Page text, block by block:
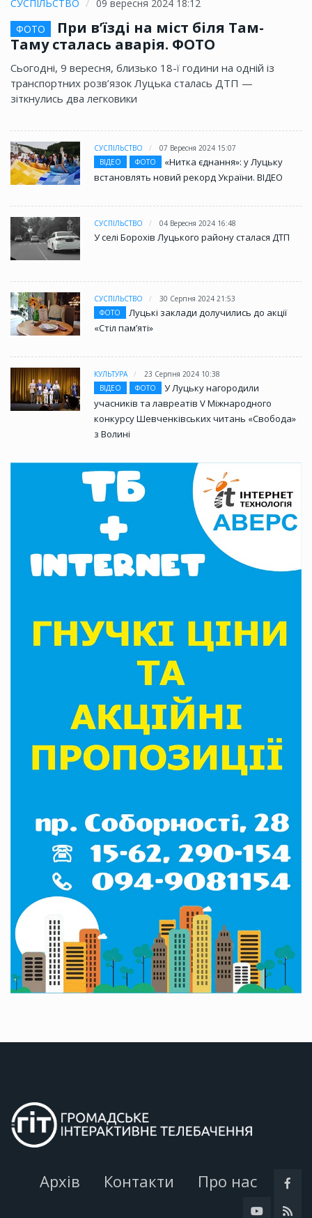
СУСПІЛЬСТВО
09 вересня 2024 18:12
ФОТО
При в’їзді на міст біля Там-
Таму сталась аварія. ФОТО
Сьогодні, 9 вересня, близько 18-ї години на одній із
транспортних розв’язок Луцька сталась ДТП —
зіткнулись два легковики
СУСПІЛЬСТВО
07 Вересня 2024 15:07
ВІДЕО
ФОТО
«Нитка єднання»: у Луцьку
встановлять новий рекорд України. ВІДЕО
СУСПІЛЬСТВО 04 Вересня 2024 16:48
У селі Борохів Луцького району сталася ДТП
СУСПІЛЬСТВО
30 Серпня 2024 21:53
ФОТО
Луцькі заклади долучились до акції
«Стіл памʼяті»
КУЛЬТУРА
23 Серпня 2024 10:38
ВІДЕО
ФОТО
У Луцьку нагородили
учасників та лавреатів V Міжнародного
конкурсу Шевченківських читань «Свобода»
з Волині
Архів Контакти Про нас